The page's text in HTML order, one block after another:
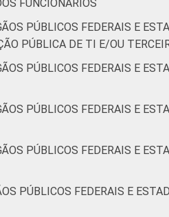
FUNCIONÁRIOS
PÚBLICOS FEDERAIS E
PÚBLICA DE TI E/OU
PÚBLICOS FEDERAIS E
PÚBLICOS FEDERAIS E
PÚBLICOS FEDERAIS E
PÚBLICOS FEDERAIS E